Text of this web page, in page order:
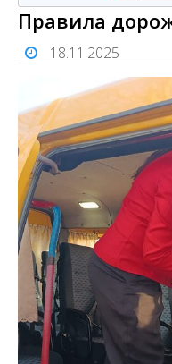
Правила
18.11.2025